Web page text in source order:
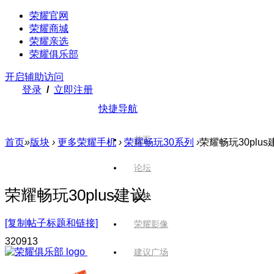
荣耀官网
荣耀商城
荣耀亲选
荣耀俱乐部
开启辅助访问
登录 / 立即注册
快捷导航
首页
论坛
版块
荣耀影像
建议广场
首页»版块 › 更多荣耀手机 › 荣耀畅玩30系列 ›荣耀畅玩30plus
荣耀畅玩30plus建议
[复制帖子标题和链接]
320913